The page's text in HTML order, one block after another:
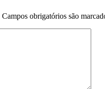
Campos obrigatórios são